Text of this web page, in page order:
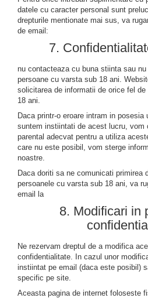
datele cu caracter personal sunt
drepturile mentionate mai sus, va
de email:
7.
nu contacteaza cu buna stiinta sau
persoane cu varsta sub 18 ani.
solicitarea de informatii de orice fel
18 ani.
Daca printr-o eroare intram in
suntem instiintati de acest lucru, vom
parental adecvat pentru a utiliza
care nu este posibil, vom sterge
noastre.
Daca doriti sa ne comunicati primirea
persoanele cu varsta sub 18 ani, va
email la
8. Modificari in
Ne rezervam dreptul de a modifica
confidentialitate. In cazul unor
instiintat pe email (daca este posibil)
specific pe site.
Aceasta pagina de internet foloseste